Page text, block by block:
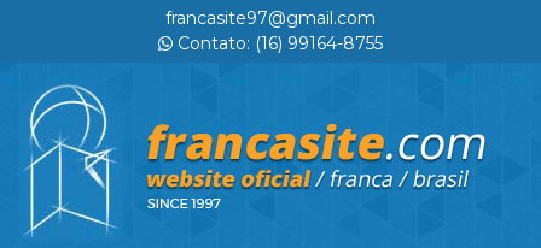
francasite97@gmail.com
Contato: (16) 99164-8755